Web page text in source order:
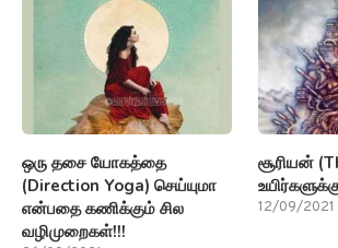
ஒரு தசை யோகத்தை
(Direction Yoga) செய்யுமா
என்பதை கணிக்கும் சில
வழிமுறைகள்!!!
சூரியன்
12/09/2021